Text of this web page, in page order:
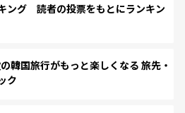
ング 読者の投票をもとにランキン
国旅行がもっと楽しくなる 旅先・
ク